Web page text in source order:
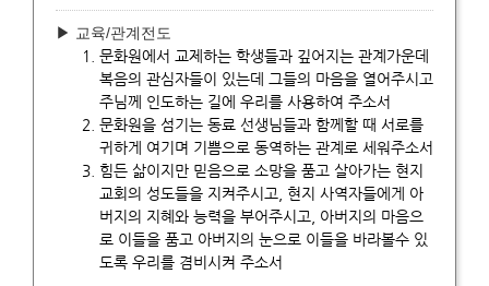
▶ 교육/관계전도
문화원에서 교제하는 학생들과 깊어지는 관계가운데
복음의 관심자들이 있는데 그들의 마음을 열어주시고
주님께 인도하는 길에 우리를 사용하여 주소서
문화원을 섬기는 동료 선생님들과 함께할 때 서로를
귀하게 여기며 기쁨으로 동역하는 관계로 세워주소서
힘든 삶이지만 믿음으로 소망을 품고 살아가는 현지
교회의 성도들을 지켜주시고, 현지 사역자들에게 아
버지의 지혜와 능력을 부어주시고, 아버지의 마음으
로 이들을 품고 아버지의 눈으로 이들을 바라볼수 있
도록 우리를 겸비시켜 주소서